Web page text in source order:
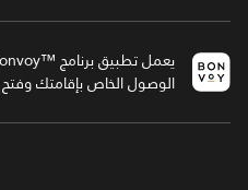
الوصول الخاص بإقامتك